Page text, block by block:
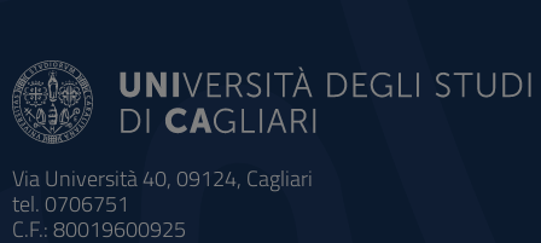
Via Università 40, 09124, Cagliari
tel. 0706751
C.F.: 80019600925